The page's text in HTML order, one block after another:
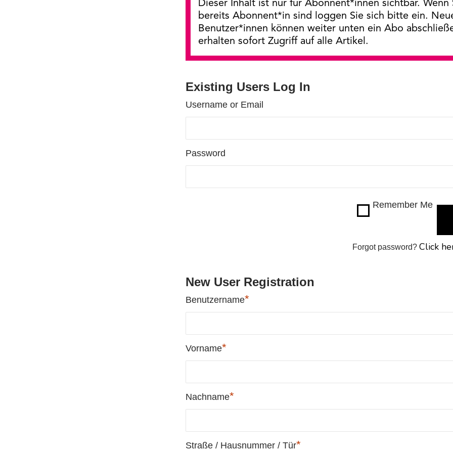
Dieser Inhalt ist nur für Abonnent*innen sichtbar. Wenn
bereits Abonnent*in sind loggen Sie sich bitte ein.
Benutzer*innen können weiter unten ein Abo
erhalten sofort Zugriff auf alle Artikel.
Existing Users Log In
Username or Email
Password
Remember Me
Forgot password? Click
New User Registration
Benutzername*
Vorname*
Nachname*
Straße / Hausnummer / Tür*